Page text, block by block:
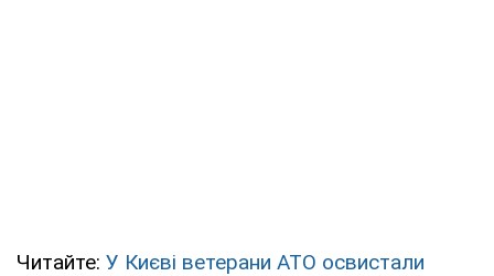
Читайте: У Києві ветерани АТО освистали